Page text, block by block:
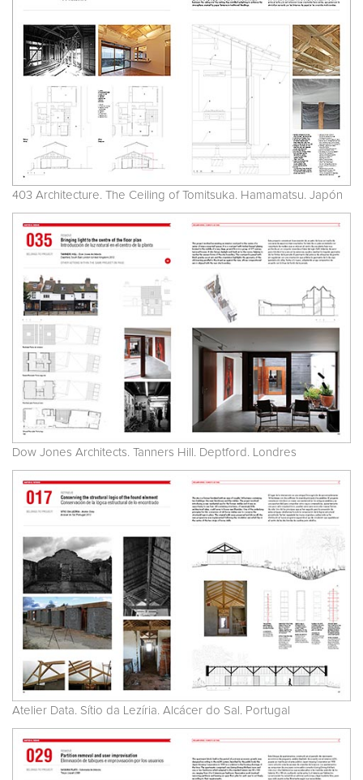
403 Architecture. The Ceiling of Tomitsuka. Hamamatsu. Japón
Dow Jones Architects. Tanners Hill. Deptford. Londres
Atelier Data. Sítio da Lezíria. Alcácer do Sal. Portugal